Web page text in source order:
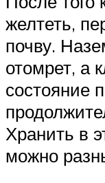
желтеть,
почву.
отомрет, а
состояние
Хранить в
можно